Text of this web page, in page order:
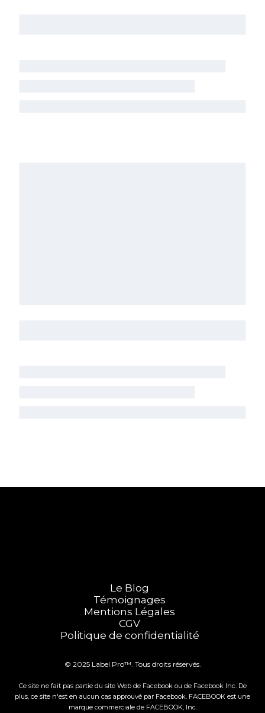
Le Blog
Témoignages
Mentions Légales
CGV
Politique de confidentialité
© 2025 Label Pro™. Tous droits réservés.
Ce site ne fait pas partie du site Web de Facebook ou de Facebook Inc. De
plus, ce site n'est en aucun cas approuvé par Facebook. FACEBOOK est une
marque commerciale de FACEBOOK, Inc.